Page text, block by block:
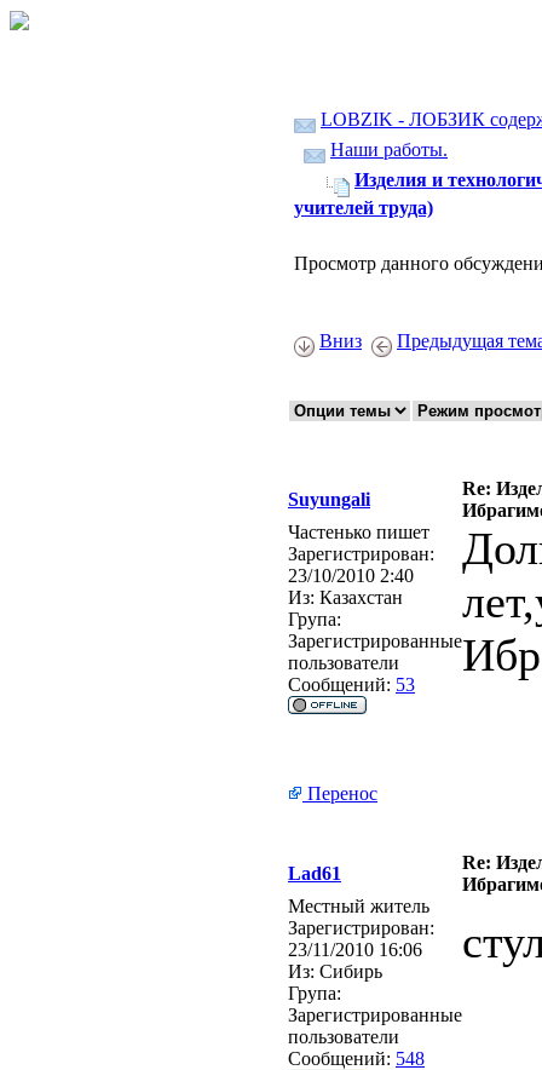
LOBZIK - ЛОБЗИК
Наши работы.
Изделия и
учителей труда)
Просмотр данного
Вниз Предыдущая
Suyungali
Re:
Частенько пишет
Зарегистрирован:
23/10/2010 2:40
Из: Казахстан
Група:
Зарегистрированные
пользователи
Сообщений: 53
Перенос
Lad61
Re:
Местный житель
Зарегистрирован:
23/11/2010 16:06
Из: Сибирь
Група:
Зарегистрированные
пользователи
Сообщений: 548